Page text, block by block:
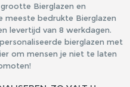
Bierglazen en
meeste bedrukte Bierglazen
levertijd van 8 werkdagen.
bierglazen met
om mensen je niet te laten